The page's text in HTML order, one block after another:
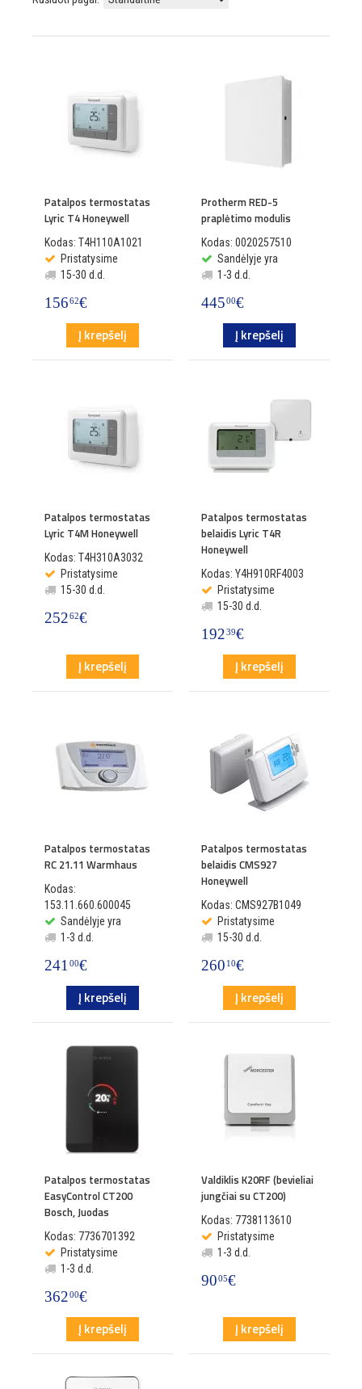
Patalpos termostatas
Lyric T4 Honeywell
Kodas: T4H110A1021
Pristatysime
15-30 d.d.
15662€
Į krepšelį
Protherm RED-5
praplėtimo modulis
Kodas: 0020257510
Sandėlyje yra
1-3 d.d.
44500€
Į krepšelį
Patalpos termostatas
Lyric T4M Honeywell
Kodas: T4H310A3032
Pristatysime
15-30 d.d.
25262€
Į krepšelį
Patalpos termostatas
belaidis Lyric T4R
Honeywell
Kodas: Y4H910RF4003
Pristatysime
15-30 d.d.
19239€
Į krepšelį
Patalpos termostatas
RC 21.11 Warmhaus
Kodas:
153.11.660.600045
Sandėlyje yra
1-3 d.d.
24100€
Į krepšelį
Patalpos termostatas
belaidis CMS927
Honeywell
Kodas: CMS927B1049
Pristatysime
15-30 d.d.
260 10€
Į krepšelį
Patalpos termostatas
EasyControl CT200
Bosch, Juodas
Kodas: 7736701392
Pristatysime
1-3 d.d.
36200€
Į krepšelį
Valdiklis K20RF (bevieliai
jungčiai su CT200)
Kodas: 7738113610
Pristatysime
1-3 d.d.
9005€
Į krepšelį